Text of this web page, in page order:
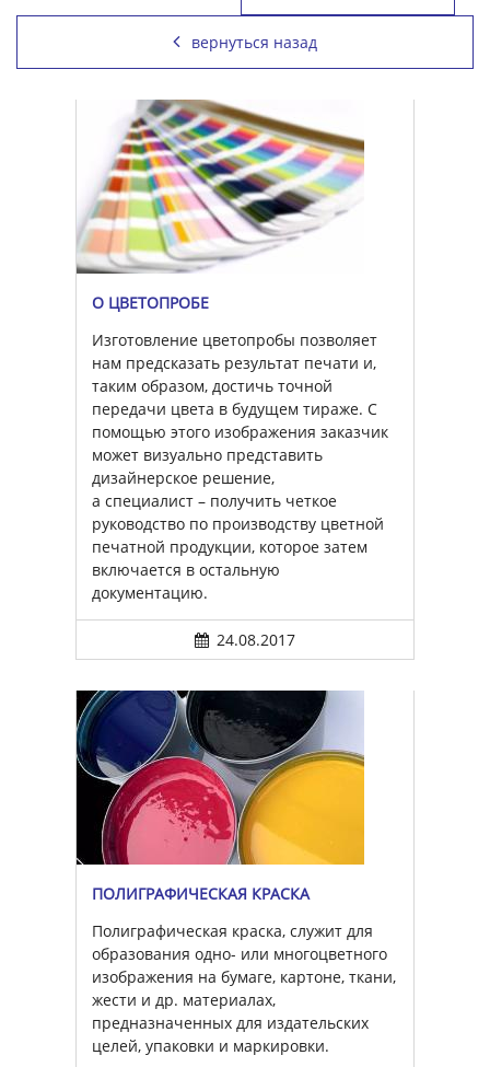
вернуться назад
О ЦВЕТОПРОБЕ
Изготовление цветопробы позволяет
нам предсказать результат печати и,
таким образом, достичь точной
передачи цвета в будущем тираже. С
помощью этого изображения заказчик
может визуально представить
дизайнерское решение,
а специалист – получить четкое
руководство по производству цветной
печатной продукции, которое затем
включается в остальную
документацию.
24.08.2017
ПОЛИГРАФИЧЕСКАЯ КРАСКА
Полиграфическая краска, служит для
образования одно- или многоцветного
изображения на бумаге, картоне, ткани,
жести и др. материалах,
предназначенных для издательских
целей, упаковки и маркировки.